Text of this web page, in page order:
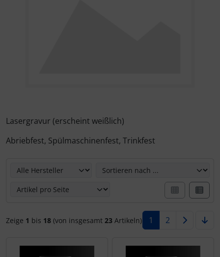
Lasergravur (erscheint weißlich)
Abriebfest, Spülmaschinenfest, Trinkfest
Zeige 1 bis 18 (von insgesamt23 Artikeln) 1 2